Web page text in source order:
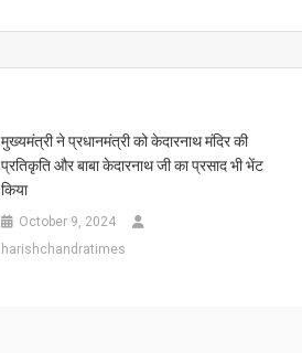
मुख्यमंत्री ने प्रधानमंत्री को केदारनाथ मंदिर की
प्रतिकृति और बाबा केदारनाथ जी का प्रसाद भी भेंट
किया
October 9, 2024
harishchandratimes